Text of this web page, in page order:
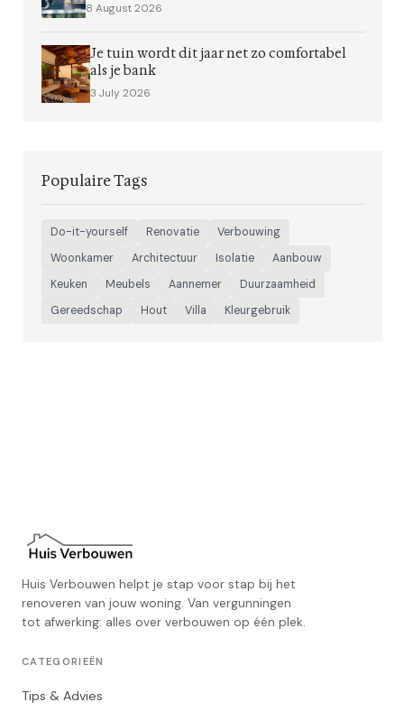
8 August 2026
Je tuin wordt dit jaar net zo comfortabel
als je bank
3 July 2026
Populaire Tags
Do-it-yourself Renovatie
Verbouwing
Woonkamer
Architectuur Isolatie
Aanbouw
Keuken
Meubels Aannemer
Duurzaamheid
Gereedschap
Hout Villa Kleurgebruik
Huis Verbouwen helpt je stap voor stap bij het
renoveren van jouw woning. Van vergunningen
tot afwerking: alles over verbouwen op één plek.
CATEGORIEËN
Tips & Advies